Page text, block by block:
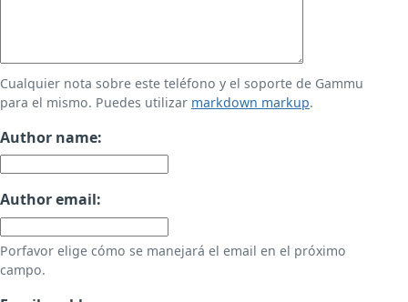
Cualquier nota sobre este teléfono y el soporte de Gammu
para el mismo. Puedes utilizar markdown markup.
Author name:
Author email:
Porfavor elige cómo se manejará el email en el próximo
campo.